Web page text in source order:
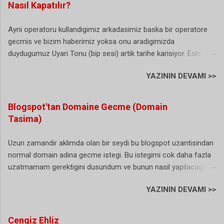
Nasıl Kapatılır?
Ayni operatoru kullandigimiz arkadasimiz baska bir operatore
gecmis ve bizim haberimiz yoksa onu aradigimizda
duydugumuz Uyari Tonu (bip sesi) artik tarihe karisiyor. Eski
sikayetci olmasamda arayan bazi vatandas abi sen Turkcell'de
gelmis/geliyordur). Buda biraz gereksiz bir durum gibi sanki. Iste
hal boyle olunca artik karar alinmis ve NTS yani numara tasima
uyari sesi artik istege bagli olarak duzenlenebiliyor. Dunyada ki
ve bir kac ulke daha oldugu gorulunce bu sesin artik istege bagli
olmasi gerektigine karar verilmis. Hatta bazi istatistiklere gore
durum oldukca ilginc: Bir arastirmaya katilan her 100 aboneden
41’i numarasını taşımama sebebi olarak “bip sesi”ni gösterdi.
YAZININ DEVAMI >>
Blogspot'tan Domaine Gecme (Domain
Tasima)
Uzun zamandir aklimda olan bir seydi bu blogspot uzantisindan
normal domain adina gecme istegi. Bu istegimi cok daha fazla
uzatmamam gerektigini dusundum ve bunun nasil yapilacagini
harika bir hizmet ne domain ne de bir hosting ihtiyaciniz var.
istiyorsunuz. Eger sizde benim gibi bu gecisi dusunuyor ama
YAZININ DEVAMI >>
Cengiz Ehliz